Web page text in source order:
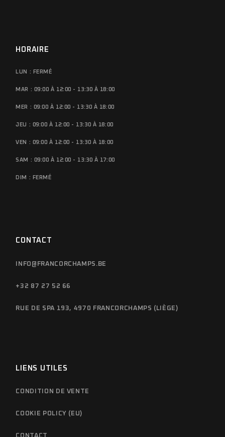
HORAIRE
LUN : FERMÉ
MAR : 09:00 À 12:00 - 13:30 À 18:00
MER : 09:00 À 12:00 - 13:30 À 18:00
JEU : 09:00 À 12:00 - 13:30 À 18:00
VEN : 09:00 À 12:00 - 13:30 À 18:00
SAM : 09:00 À 12:00 - 13:30 À 17:00
DIM : FERMÉ
CONTACT
INFO@FRANCORCHAMPS.BE
+32 87 27 52 66
RUE DE SPA 193, 4970 FRANCORCHAMPS (LIÈGE)
LIENS UTILES
CONDITION DE VENTE
COOKIE POLICY (EU)